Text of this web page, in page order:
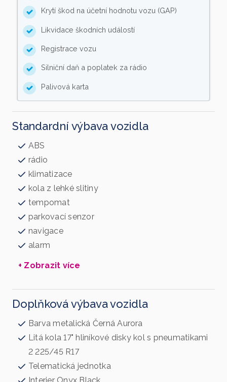
Krytí škod na účetní hodnotu vozu (GAP)
Likvidace škodních událostí
Registrace vozu
Silniční daň a poplatek za rádio
Palivová karta
Standardní výbava vozidla
ABS
rádio
klimatizace
kola z lehké slitiny
tempomat
parkovací senzor
navigace
alarm
+ Zobrazit více
Doplňková výbava vozidla
Barva metalická Černá Aurora
Litá kola 17" hliníkové disky kol s pneumatikami
2 225/45 R17
Telematická jednotka